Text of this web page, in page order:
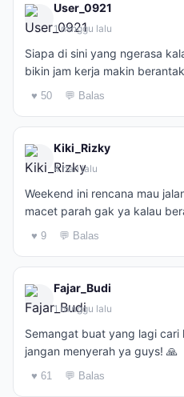
User_0921
1 minggu lalu
Siapa di sini yang ngerasa
bikin jam kerja makin
♥ 50 💬 Balas
Kiki_Rizky
4 hari lalu
Weekend ini rencana mau
macet parah gak ya kalau
♥ 9 💬 Balas
Fajar_Budi
1 minggu lalu
Semangat buat yang lagi
jangan menyerah ya guys! 🙏
♥ 61 💬 Balas